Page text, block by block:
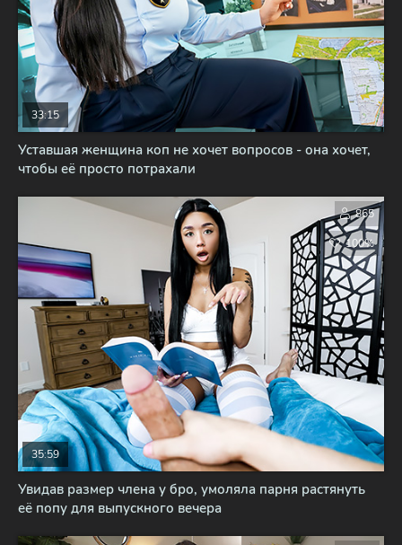
Уставшая женщина коп не хочет вопросов - она хочет,
чтобы её просто потрахали
33:15
Увидав размер члена у бро, умоляла парня растянуть
её попу для выпускного вечера
35:59
865
100%